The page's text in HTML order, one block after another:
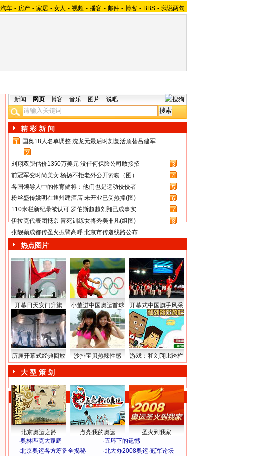
汽车 - 房产 - 家居 - 女人 - 视频 - 播客 - 邮件 - 博客 - BBS - 我说两句
新闻 网页 博客 音乐 图片 说吧
精 彩 新 闻
1
国奥18人名单调整 沈龙元最后时刻复活顶替吕建军
2
刘翔双腿估价1350万美元 没任何保险公司敢接招
3
前冠军变时尚美女 杨扬不拒老外公开索吻（图）
4
各国领导人中的体育健将：他们也是运动佼佼者
5
粉丝盛传姚明在通州建酒店 未开业已受热捧(图)
6
110米栏新纪录被认可 罗伯斯超越刘翔已成事实
7
伊拉克代表团抵京 冒死训练女将秀美非凡(组图)
8
张靓颖成都传圣火振臂高呼 北京市传递线路公布
热点图片
开幕日天安门升旗 小董进中国奥运首球 开幕式中国旗手风采
历届开幕式经典回放 沙排宝贝热辣性感 游戏：和刘翔比跨栏
大 型 策 划
北京奥运之路 点亮我的奥运
圣火到我家
·奥林匹克大家庭 ·五环下的遗憾
·北京奥运各方筹备全揭秘 ·北大办2008奥运·冠军论坛